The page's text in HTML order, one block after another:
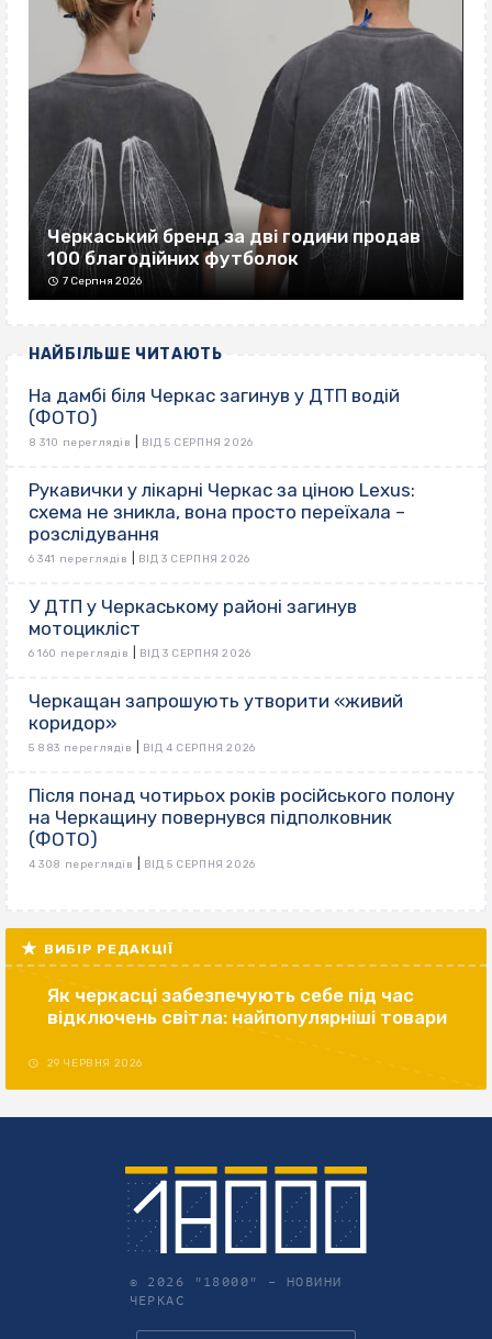
Черкаський бренд за дві години продав
100 благодійних футболок
7 Серпня 2026
НАЙБІЛЬШЕ ЧИТАЮТЬ
На дамбі біля Черкас загинув у ДТП водій
(ФОТО)
8 310 переглядів ВІД 5 СЕРПНЯ 2026
Рукавички у лікарні Черкас за ціною Lexus:
схема не зникла, вона просто переїхала –
розслідування
6 341 переглядів ВІД 3 СЕРПНЯ 2026
У ДТП у Черкаському районі загинув
мотоцикліст
6 160 переглядів ВІД 3 СЕРПНЯ 2026
Черкащан запрошують утворити «живий
коридор»
5 883 переглядів ВІД 4 СЕРПНЯ 2026
Після понад чотирьох років російського полону
на Черкащину повернувся підполковник
(ФОТО)
4 308 переглядів ВІД 5 СЕРПНЯ 2026
ВИБІР РЕДАКЦІЇ
Як черкасці забезпечують себе під час
відключень світла: найпопулярніші товари
29 ЧЕРВНЯ 2026
© 2026 "18000" – НОВИНИ
ЧЕРКАС